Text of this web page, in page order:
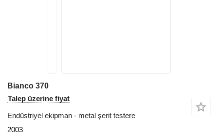
Bianco 370
Talep üzerine fiyat
Endüstriyel ekipman - metal şerit testere
2003